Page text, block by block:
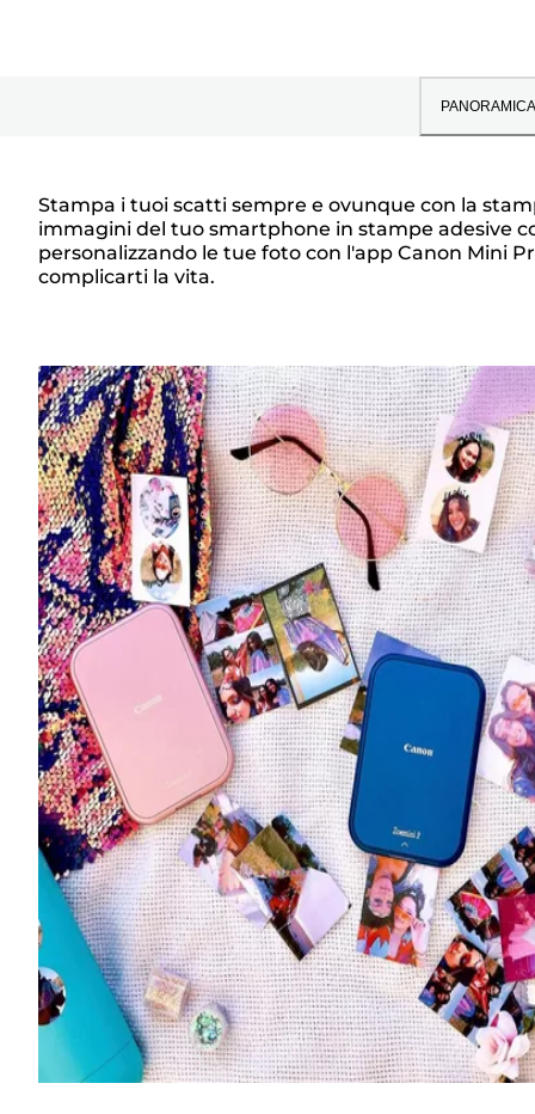
PANORAMICA
Panoramica
Stampa i tuoi scatti sempre e ovunque con la
immagini del tuo smartphone in stampe adesive
personalizzando le tue foto con l'app Canon Mini
complicarti la vita.